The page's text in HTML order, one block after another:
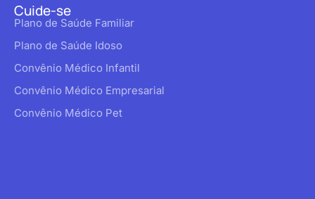
Cuide-se
Plano de Saúde Familiar
Plano de Saúde Idoso
Convênio Médico Infantil
Convênio Médico Empresarial
Convênio Médico Pet